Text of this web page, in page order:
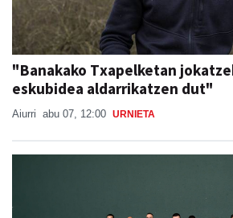
"Banakako Txapelketan
eskubidea aldarrikatzen dut"
Aiurri abu 07, 12:00 URNIETA